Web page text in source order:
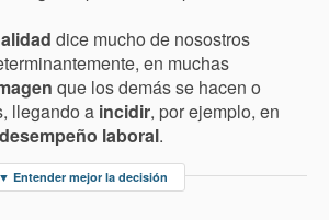
dice mucho de nosostros
en muchas
que los demás se hacen o
llegando a incidir, por ejemplo, en
laboral.
▼ Entender mejor la decisión